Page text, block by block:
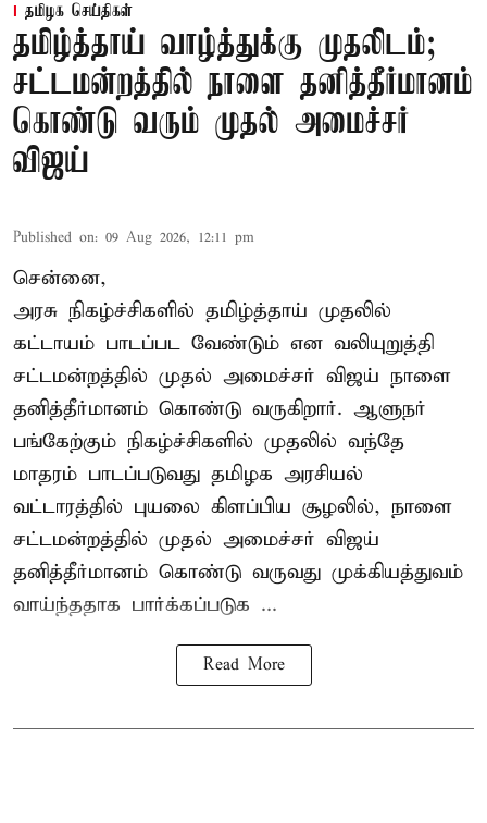
தமிழக செய்திகள்
தமிழ்த்தாய் வாழ்த்துக்கு முதலிடம்;
சட்டமன்றத்தில் நாளை தனித்தீர்மானம்
கொண்டு வரும் முதல் அமைச்சர்
விஜய்
Published on: 09 Aug 2026, 12:11 pm
சென்னை,
அரசு நிகழ்ச்சிகளில் தமிழ்த்தாய் முதலில்
கட்டாயம் பாடப்பட வேண்டும் என வலியுறுத்தி
சட்டமன்றத்தில் முதல் அமைச்சர் விஜய் நாளை
தனித்தீர்மானம் கொண்டு வருகிறார். ஆளுநர்
பங்கேற்கும் நிகழ்ச்சிகளில் முதலில் வந்தே
மாதரம் பாடப்படுவது தமிழக அரசியல்
வட்டாரத்தில் புயலை கிளப்பிய சூழலில், நாளை
சட்டமன்றத்தில் முதல் அமைச்சர் விஜய்
தனித்தீர்மானம் கொண்டு வருவது முக்கியத்துவம்
வாய்ந்ததாக பார்க்கப்படுக ...
Read More